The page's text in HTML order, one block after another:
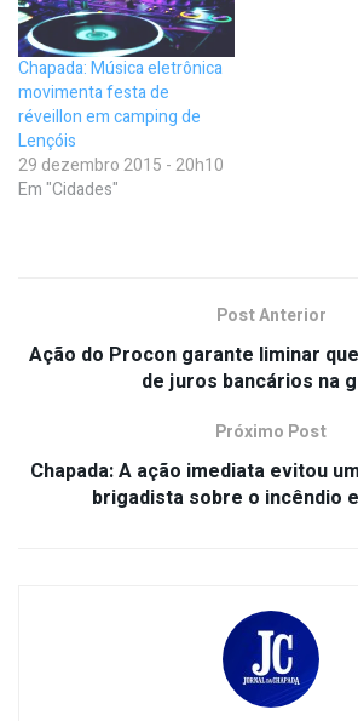
Chapada: Música eletrônica
movimenta festa de
réveillon em camping de
Lençóis
29 dezembro 2015 - 20h10
Em "Cidades"
Post Anterior
Ação do Procon garante liminar
de juros bancários na
Próximo Post
Chapada: A ação imediata evitou
brigadista sobre o incêndio